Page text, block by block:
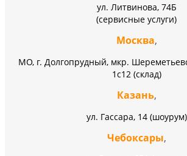
ул. Литвинова, 74Б
(сервисные услуги)
Москва,
МО, г. Долгопрудный, мкр.
1с12 (склад)
Казань,
ул. Гассара, 14 (шоурум)
Чебоксары,